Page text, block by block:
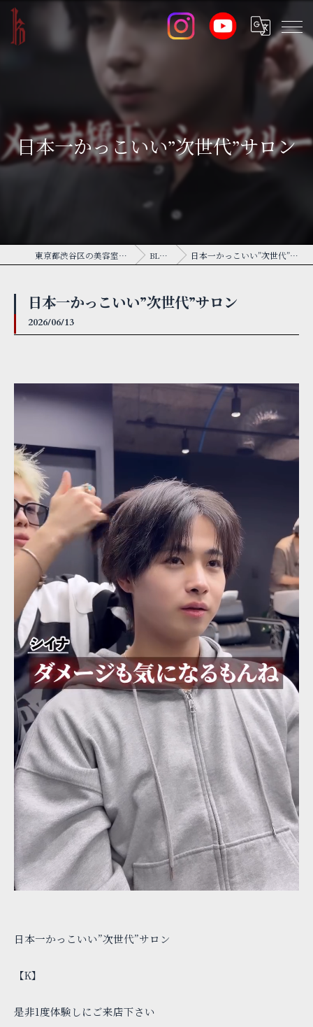
日本一かっこいい”次世代”サロン
東京都渋谷区の美容室ならK BLOG 日本一かっこいい”次世代”サロン
日本一かっこいい”次世代”サロン
2026/06/13
日本一かっこいい”次世代”サロン
【K】
是非1度体験しにご来店下さい